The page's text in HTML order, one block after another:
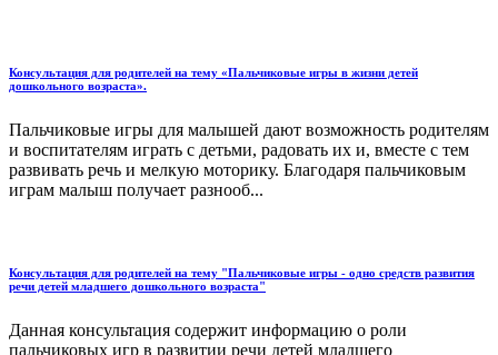
Консультация для родителей на тему «Пальчиковые игры в жизни детей
дошкольного возраста».
Пальчиковые игры для малышей дают возможность родителям
и воспитателям играть с детьми, радовать их и, вместе с тем
развивать речь и мелкую моторику. Благодаря пальчиковым
играм малыш получает разнооб...
Консультация для родителей на тему "Пальчиковые игры - одно средств развития
речи детей младшего дошкольного возраста"
Данная консультация содержит информацию о роли
пальчиковых игр в развитии речи детей младшего